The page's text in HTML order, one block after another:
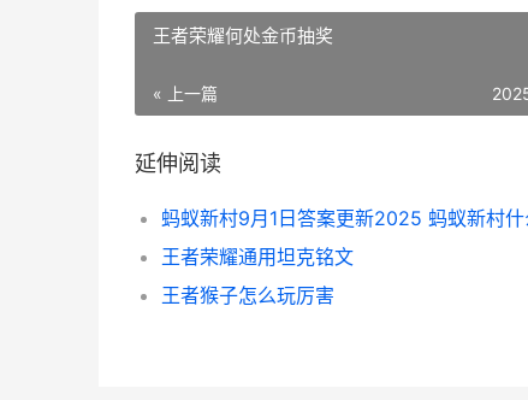
王者荣耀何处金币抽奖
« 上一篇
延伸阅读
王者荣耀通用坦克铭文
王者猴子怎么玩厉害